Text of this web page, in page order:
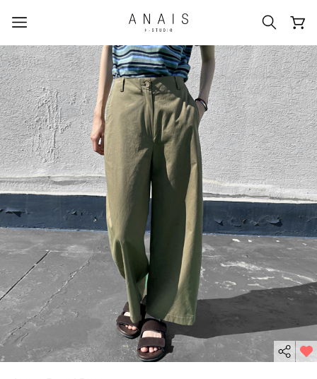
人気のクエリ
#신상5%할인 #아나이스 제작
#MD추천 #당일발송 #BEST OF BEST